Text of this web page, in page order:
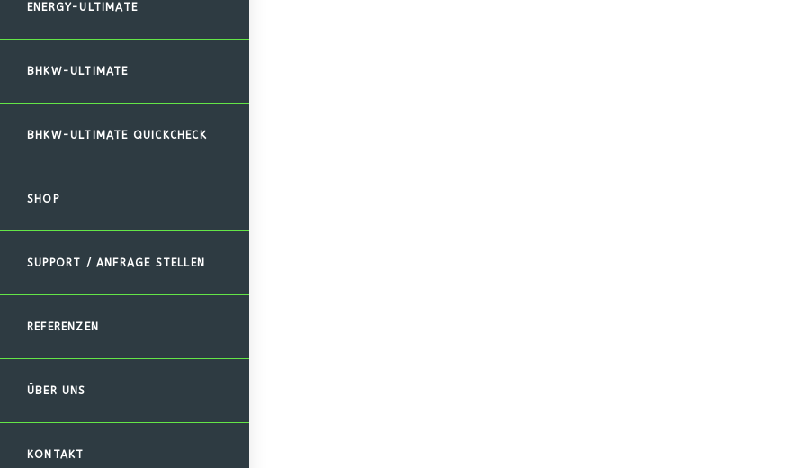
ENERGY-ULTIMATE
BHKW-ULTIMATE
BHKW-ULTIMATE QUICKCHECK
SHOP
SUPPORT / ANFRAGE STELLEN
REFERENZEN
ÜBER UNS
KONTAKT